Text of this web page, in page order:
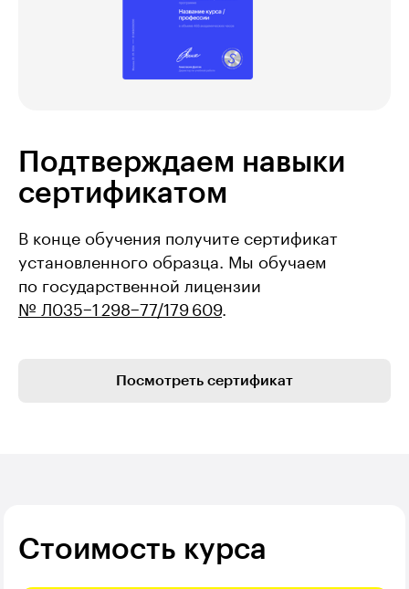
Подтверждаем навыки
сертификатом
В конце обучения получите сертификат
установленного образца. Мы обучаем
по государственной лицензии
№ Л035−1 298−77/179 609.
Посмотреть сертификат
Стоимость курса